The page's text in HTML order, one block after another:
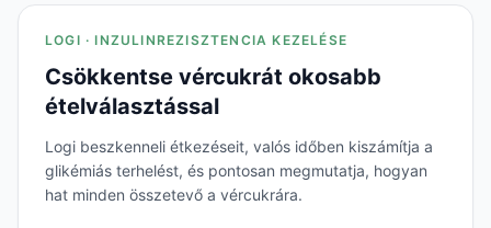
LOGI · INZULINREZISZTENCIA KEZELÉSE
Csökkentse vércukrát okosabb
ételválasztással
Logi beszkenneli étkezéseit, valós időben kiszámítja a
glikémiás terhelést, és pontosan megmutatja, hogyan
hat minden összetevő a vércukrára.